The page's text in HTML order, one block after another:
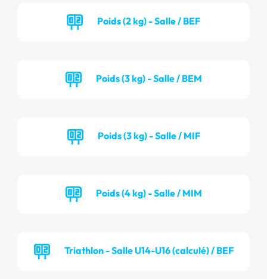
Poids (2 kg) - Salle / BEF
Poids (3 kg) - Salle / BEM
Poids (3 kg) - Salle / MIF
Poids (4 kg) - Salle / MIM
Triathlon - Salle U14-U16 (calculé) / BEF